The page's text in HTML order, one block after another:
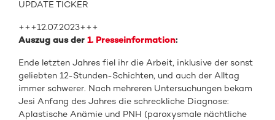
UPDATE TICKER
+++12.07.2023+++
Auszug aus der1. Presseinformation:
Ende letzten Jahres fiel ihr die Arbeit, inklusive der sonst
geliebten 12-Stunden-Schichten, und auch der Alltag
immer schwerer. Nach mehreren Untersuchungen bekam
Jesi Anfang des Jahres die schreckliche Diagnose:
Aplastische Anämie und PNH (paroxysmale nächtliche